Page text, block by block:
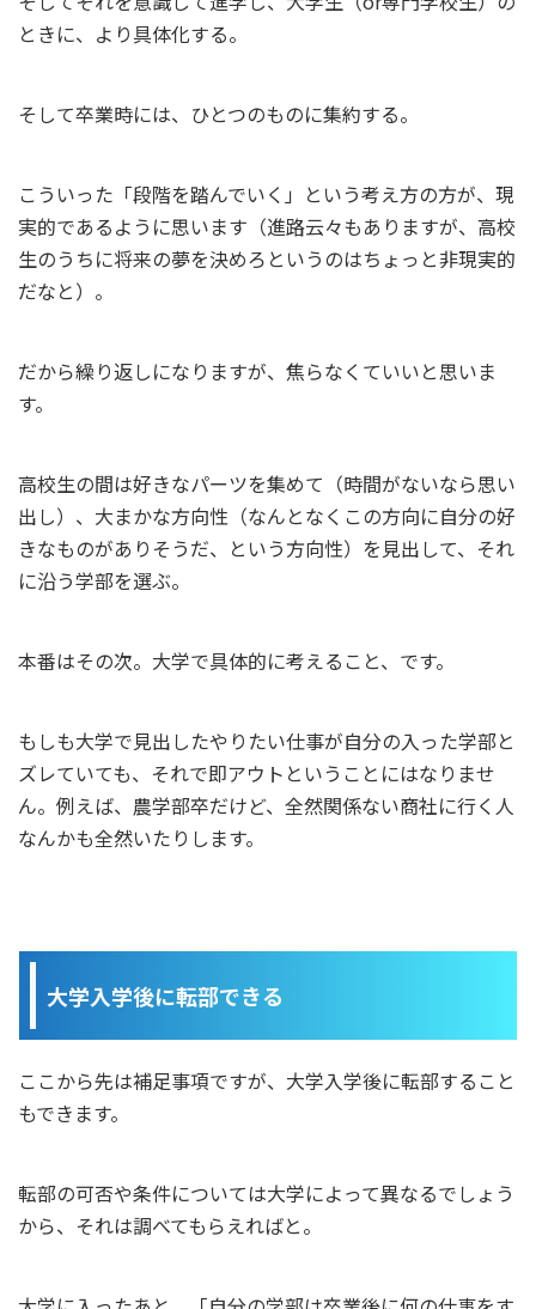
ときに、より具体化する。
そして卒業時には、ひとつのものに集約する。
こういった「段階を踏んでいく」という考え方の方が、現
実的であるように思います（進路云々もありますが、高校
生のうちに将来の夢を決めろというのはちょっと非現実的
だなと）。
だから繰り返しになりますが、焦らなくていいと思いま
す。
高校生の間は好きなパーツを集めて（時間がないなら思い
出し）、大まかな方向性（なんとなくこの方向に自分の好
きなものがありそうだ、という方向性）を見出して、それ
に沿う学部を選ぶ。
本番はその次。大学で具体的に考えること、です。
もしも大学で見出したやりたい仕事が自分の入った学部と
ズレていても、それで即アウトということにはなりませ
ん。例えば、農学部卒だけど、全然関係ない商社に行く人
なんかも全然いたりします。
大学入学後に転部できる
ここから先は補足事項ですが、大学入学後に転部すること
もできます。
転部の可否や条件については大学によって異なるでしょう
から、それは調べてもらえればと。